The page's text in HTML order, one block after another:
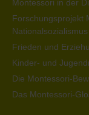
Montessori in der
Forschungsprojekt
Nationalsozialismus
Frieden und
Kinder- und
Die Montessori-
Das Montessori-